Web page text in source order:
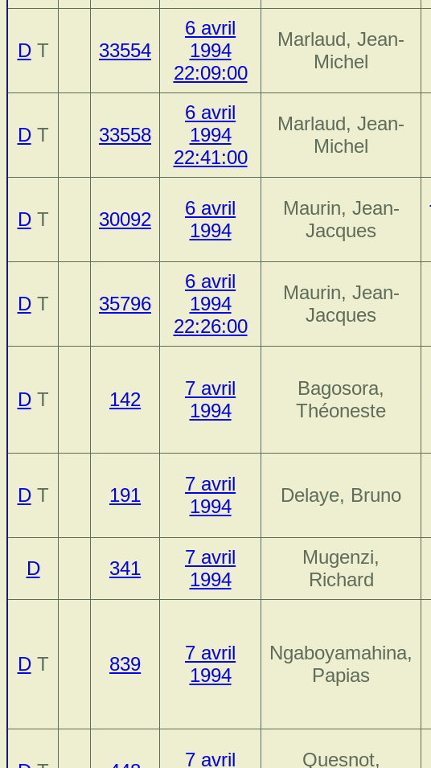
DT 33554
6 avril
1994
22:09:00
Marlaud, Jean-
Michel
DT 33558
6 avril
1994
22:41:00
Marlaud, Jean-
Michel
DT 30092
6 avril
1994
Maurin, Jean-
Jacques
DT 35796
6 avril
1994
22:26:00
Maurin, Jean-
Jacques
DT 142
7 avril
1994
Bagosora,
Théoneste
DT 191
7 avril
1994
Delaye, Bruno
D 341
7 avril
1994
Mugenzi,
Richard
DT 839
7 avril
1994
Ngaboyamahina,
Papias
7 avril Quesnot,